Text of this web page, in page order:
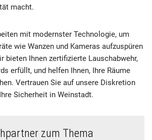
macht.
mit modernster Technologie, um
wie Wanzen und Kameras aufzuspüren
bieten Ihnen zertifizierte Lauschabwehr,
erfüllt, und helfen Ihnen, Ihre Räume
Vertrauen Sie auf unsere Diskretion
Sicherheit in Weinstadt.
zum Thema